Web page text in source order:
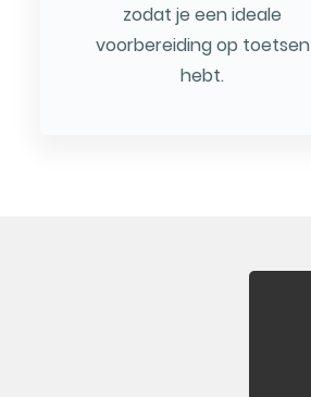
zodat je een ideale
voorbereiding op toetsen
hebt.